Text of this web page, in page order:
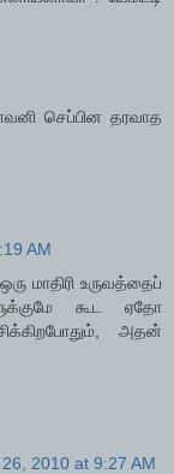
செப்பின தரவாத
AM
மாதிரி உருவத்தைப்
கூட ஏதோ
அதன்
2010 at 9:27 AM